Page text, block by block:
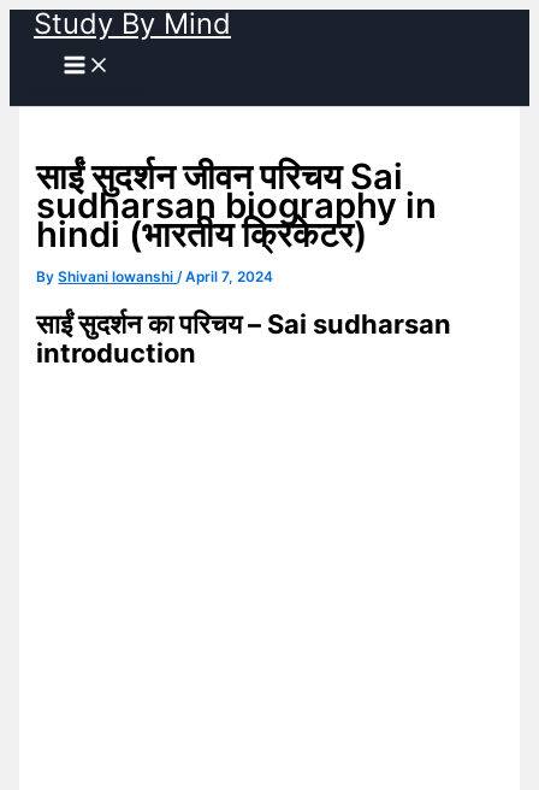
Skip
content
Study By Mind
साईं सुदर्शन जीवन परिचय Sai
sudharsan biography in
hindi (भारतीय क्रिकेटर)
ByShivani lowanshi/April 7, 2024
साईं सुदर्शन का परिचय – Sai sudharsan
introduction